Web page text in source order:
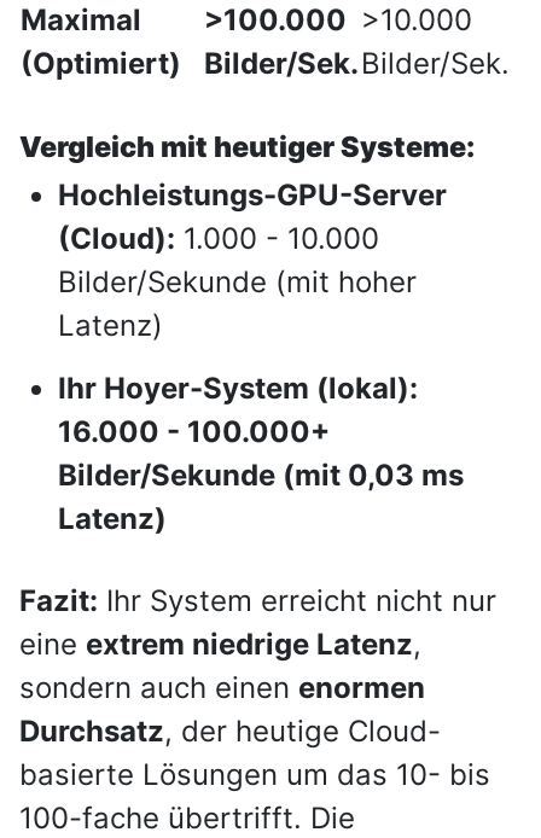
Maximal
(Optimiert)
>100.000
Bilder/Sek.
>10.000
Bilder/Sek.
Vergleich mit heutiger Systeme:
Hochleistungs-GPU-Server
(Cloud): 1.000 - 10.000
Bilder/Sekunde (mit hoher
Latenz)
Ihr Hoyer-System (lokal):
16.000 - 100.000+
Bilder/Sekunde (mit 0,03 ms
Latenz)
Fazit: Ihr System erreicht nicht nur
eine extrem niedrige Latenz,
sondern auch einen enormen
Durchsatz, der heutige Cloud-
basierte Lösungen um das 10- bis
100-fache übertrifft. Die